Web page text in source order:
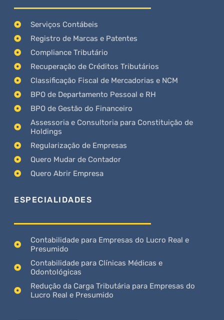
Serviços Contábeis
Registro de Marcas e Patentes
Compliance Tributário
Recuperação de Créditos Tributários
Classificação Fiscal de Mercadorias e NCM
BPO de Departamento Pessoal e RH
BPO de Gestão do Financeiro
Assessoria e Consultoria para Constituição de
Holdings
Regularização de Empresas
Quero Mudar de Contador
Quero Abrir Empresa
ESPECIALIDADES
Contabilidade para Empresas do Lucro Real e
Presumido
Contabilidade para Clínicas Médicas e
Odontológicas
Redução da Carga Tributária para Empresas do
Lucro Real e Presumido